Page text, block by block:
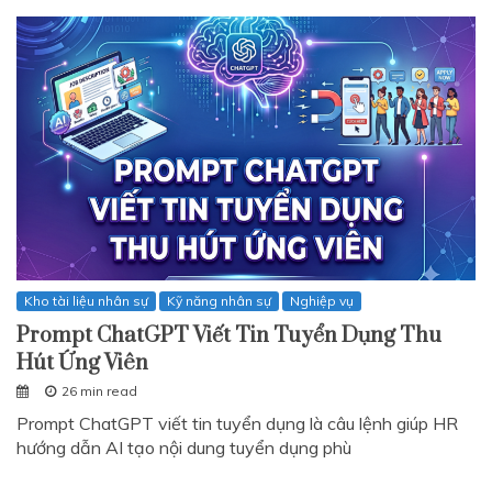
Kho tài liệu nhân sự Kỹ năng nhân sự Nghiệp vụ
Prompt ChatGPT Viết Tin Tuyển Dụng Thu
Hút Ứng Viên
26 min read
Prompt ChatGPT viết tin tuyển dụng là câu lệnh giúp HR
hướng dẫn AI tạo nội dung tuyển dụng phù